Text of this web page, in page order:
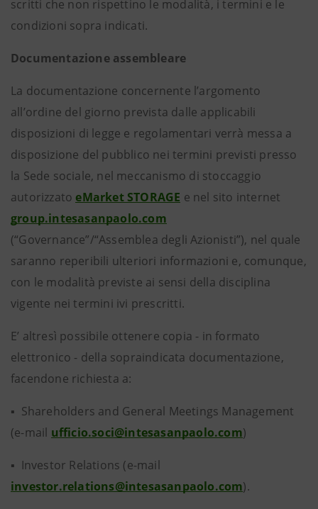
scritti che non rispettino le modalità, i termini e le
condizioni sopra indicati.
Documentazione assembleare
La documentazione concernente l’argomento
all’ordine del giorno prevista dalle applicabili
disposizioni di legge e regolamentari verrà messa a
disposizione del pubblico nei termini previsti presso
la Sede sociale, nel meccanismo di stoccaggio
autorizzato eMarket STORAGE e nel sito internet
group.intesasanpaolo.com
(“Governance”/“Assemblea degli Azionisti”), nel quale
saranno reperibili ulteriori informazioni e, comunque,
con le modalità previste ai sensi della disciplina
vigente nei termini ivi prescritti.
E’ altresì possibile ottenere copia - in formato
elettronico - della sopraindicata documentazione,
facendone richiesta a:
▪ Shareholders and General Meetings Management
(e-mail ufficio.soci@intesasanpaolo.com)
▪ Investor Relations (e-mail
investor.relations@intesasanpaolo.com).